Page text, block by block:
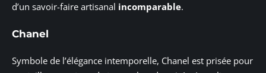
d’un savoir-faire artisanal incomparable.
Chanel
Symbole de l’élégance intemporelle, Chanel est prisée pour